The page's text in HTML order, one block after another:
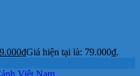
₫Giá hiện tại là: 79.000₫.